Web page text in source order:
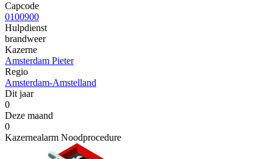
Capcode
0100900
Hulpdienst
brandweer
Kazerne
Amsterdam Pieter
Regio
Amsterdam-Amstelland
Dit jaar
0
Deze maand
0
Kazernealarm Noodprocedure